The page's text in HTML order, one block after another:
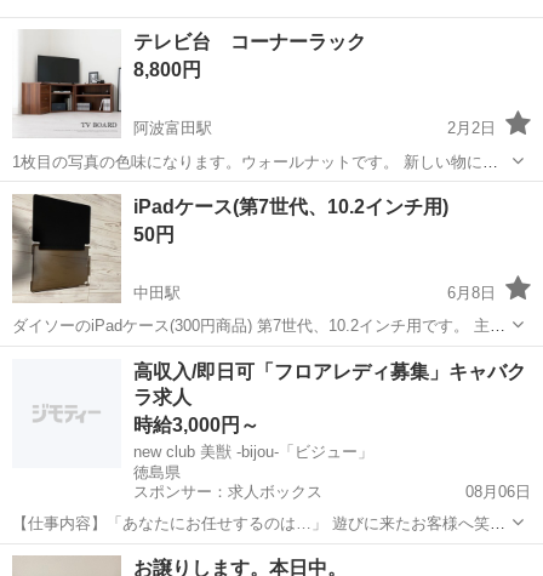
テレビ台 コーナーラック
8,800円
阿波富田駅
2月2日
1枚目の写真の色味になります。ウォールナットです。 新しい物に交
換を考えているため出品致します。 定価、完成品のもの28380円。 取
引決定から1週間後くらいを目安にお渡ししたいと思っています。
徳島 徳島市 阿波富田駅 収納家具 ラック
iPadケース(第7世代、10.2インチ用)
50円
中田駅
6月8日
ダイソーのiPadケース(300円商品) 第7世代、10.2インチ用です。 主人
がサイズ間違えて購入、開封しましたが、使っていません。 サイズ合
う方いたらお願いします。
小松島市 中田駅 収納家具 第7世代
高収入/即日可「フロアレディ募集」キャバク
ラ求人
時給3,000円～
new club 美獣 -bijou-「ビジュー」
徳島県
スポンサー：求人ボックス
08月06日
【仕事内容】「あなたにお任せするのは…」 遊びに来たお客様へ笑顔
でご挨拶 お好みのドリンクを作ってご提供 ワイワイお話で盛り上げる
最後はニッコリお見送り 「new club 美獣 bijou-「ビジュー」」でのお
アルバイト・パート
お譲りします。本日中。